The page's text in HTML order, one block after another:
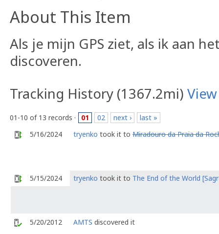
About This Item
Als je mijn GPS ziet, als ik aan
discoveren.
Tracking History (1367.2mi)
01-10 of 13 records · 01 02 next ›
last »
5/16/2024
tryenko took it to Miradouro da Praia da
5/15/2024 tryenko took it to The End of the World
5/20/2012 AMTS discovered it